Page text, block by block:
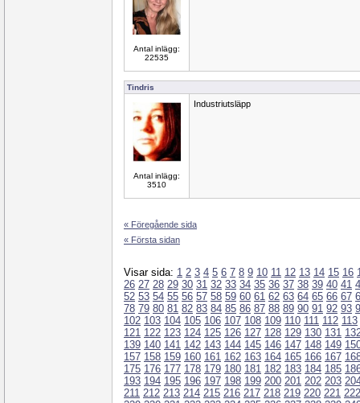
Antal inlägg:
22535
Tindris
Antal inlägg:
3510
Industriutsläpp
« Föregående sida
« Första sidan
Visar sida: 1 2 3 4 5 6 7 8 9 10 11 12 13 14 15 16
26 27 28 29 30 31 32 33 34 35 36 37 38 39 40 41
52 53 54 55 56 57 58 59 60 61 62 63 64 65 66 67
78 79 80 81 82 83 84 85 86 87 88 89 90 91 92 93
102 103 104 105 106 107 108 109 110 111 112 113
121 122 123 124 125 126 127 128 129 130 131
139 140 141 142 143 144 145 146 147 148 149
157 158 159 160 161 162 163 164 165 166 167
175 176 177 178 179 180 181 182 183 184 185
193 194 195 196 197 198 199 200 201 202 203
211 212 213 214 215 216 217 218 219 220 221 222